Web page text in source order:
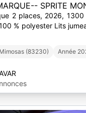
SPRITE
2 places, 2026,
% polyester Lits
(83230) Année